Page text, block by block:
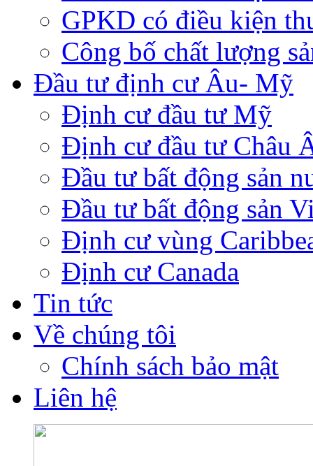
GPKD có điều kiện
Công bố chất lượng
Đầu tư định cư Âu- Mỹ
Định cư đầu tư Mỹ
Định cư đầu tư Châu
Đầu tư bất động sản
Đầu tư bất động sản
Định cư vùng
Định cư Canada
Tin tức
Về chúng tôi
Chính sách bảo mật
Liên hệ